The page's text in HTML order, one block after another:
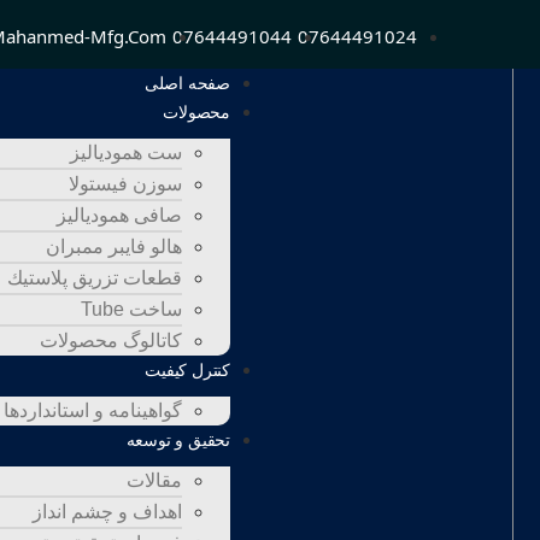
07644491024
07644491044
Mfg.com
صفحه اصلی
محصولات
ست همودیالیز
سوزن فیستولا
صافی همودیالیز
هالو فایبر ممبران
قطعات تزريق پلاستيك
ساخت Tube
کاتالوگ محصولات
کنترل کیفیت
گواهينامه و استانداردها
تحقيق و توسعه
مقالات
اهداف و چشم انداز